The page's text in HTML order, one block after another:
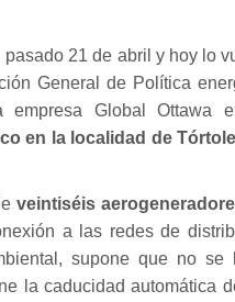
21 de abril y hoy lo
General de Política
empresa Global Ottawa
en la localidad de
veintiséis
a las redes de
supone que no se
la caducidad automática